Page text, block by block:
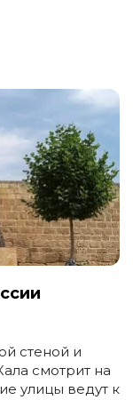
стеной и
смотрит на
улицы ведут к